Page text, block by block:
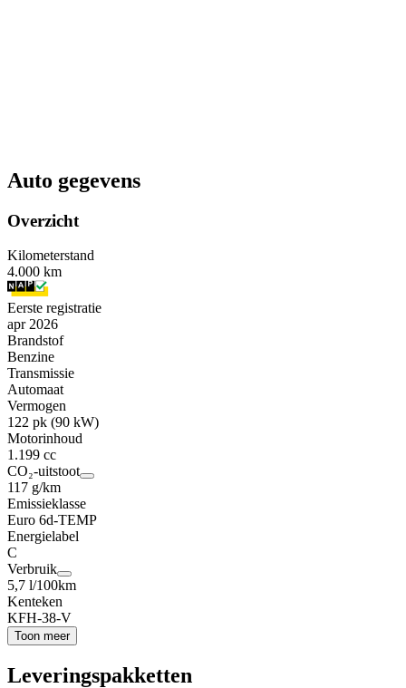
Auto gegevens
Overzicht
Kilometerstand
4.000 km
Eerste registratie
apr 2026
Brandstof
Benzine
Transmissie
Automaat
Vermogen
122 pk (90 kW)
Motorinhoud
1.199 cc
CO₂-uitstoot
117 g/km
Emissieklasse
Euro 6d-TEMP
Energielabel
C
Verbruik
5,7 l/100km
Kenteken
KFH-38-V
Toon meer
Leveringspakketten